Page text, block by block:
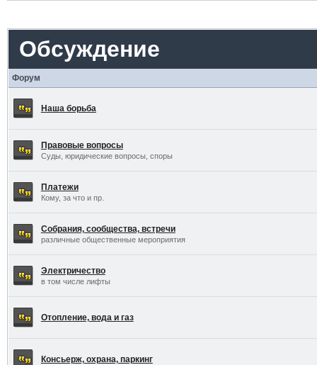
Обсуждение
Форум
Наша борьба
Правовые вопросы
Суды, юридические вопросы, споры
Платежи
Кому, за что и пр.
Собрания, сообщества, встречи
различные общественные мероприятия
Электричество
в том числе лифты
Отопление, вода и газ
Консьерж, охрана, паркинг